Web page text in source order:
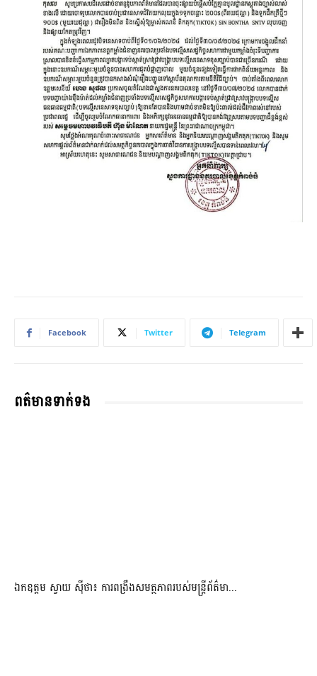
Facebook Twitter Telegram
ពត៌មានទាក់ទង
ឯកឧត្តម ស្វាយ ស៊ីថា៖ ការពង្រឹងសមត្ថភាពរបស់មន្ត្រីព័ត៌មា...